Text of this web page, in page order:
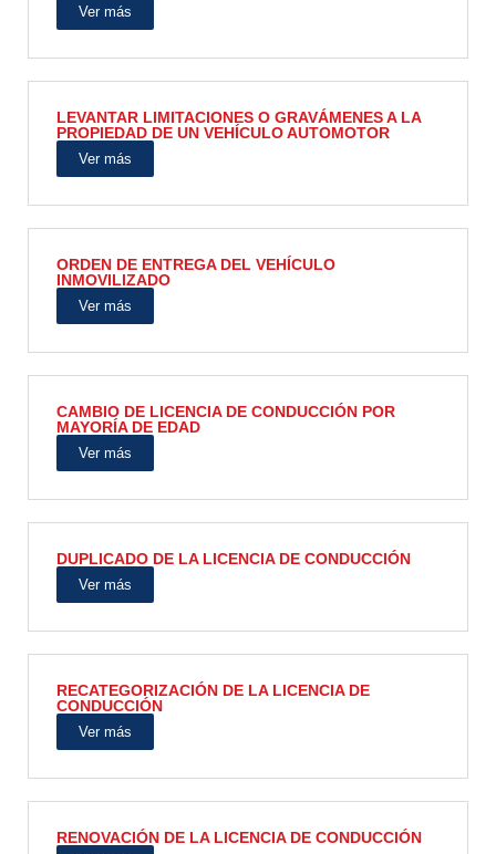
Ver más
LEVANTAR LIMITACIONES O GRAVÁMENES A LA
PROPIEDAD DE UN VEHÍCULO AUTOMOTOR
Ver más
ORDEN DE ENTREGA DEL VEHÍCULO
INMOVILIZADO
Ver más
CAMBIO DE LICENCIA DE CONDUCCIÓN POR
MAYORÍA DE EDAD
Ver más
DUPLICADO DE LA LICENCIA DE CONDUCCIÓN
Ver más
RECATEGORIZACIÓN DE LA LICENCIA DE
CONDUCCIÓN
Ver más
RENOVACIÓN DE LA LICENCIA DE CONDUCCIÓN